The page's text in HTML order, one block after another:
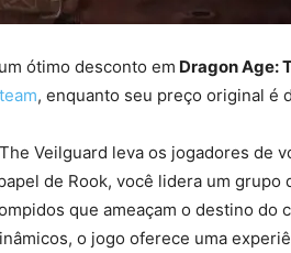
ótimo desconto em Dragon Age:
, enquanto seu preço original é
Veilguard leva os jogadores de
de Rook, você lidera um grupo
que ameaçam o destino do
o jogo oferece uma